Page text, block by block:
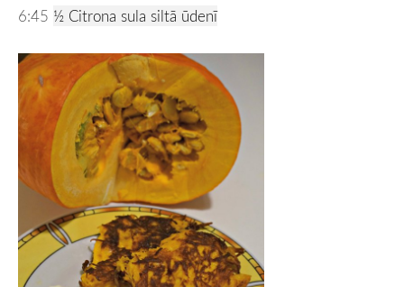
6:45 ½ Citrona sula siltā ūdenī